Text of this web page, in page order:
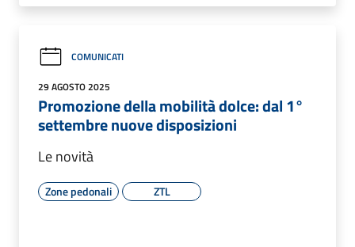
COMUNICATI
29 AGOSTO 2025
Promozione della mobilità dolce: dal 1°
settembre nuove disposizioni
Le novità
Zone pedonali ZTL